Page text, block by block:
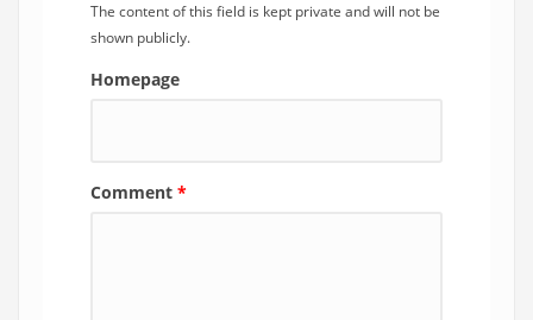
The content of this field is kept private and will not be
shown publicly.
Homepage
Comment *